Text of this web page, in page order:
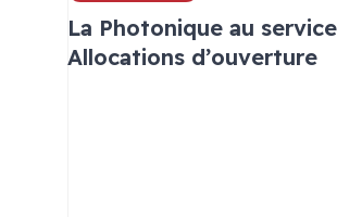
La Photonique au
Allocations d’ouverture